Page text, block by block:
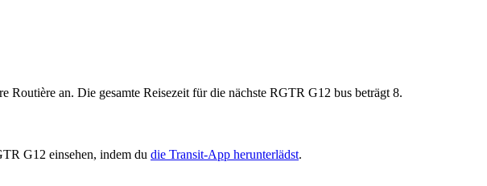
an. Die gesamte Reisezeit für die nächste RGTR G12 bus beträgt 8.
G12 einsehen, indem du die Transit-App herunterlädst.